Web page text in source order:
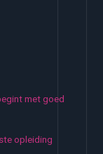
met goed
opleiding